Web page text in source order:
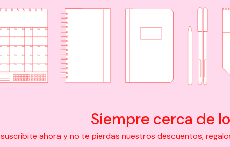
Siempre cerca de
suscribite ahora y no te pierdas nuestros descuentos,